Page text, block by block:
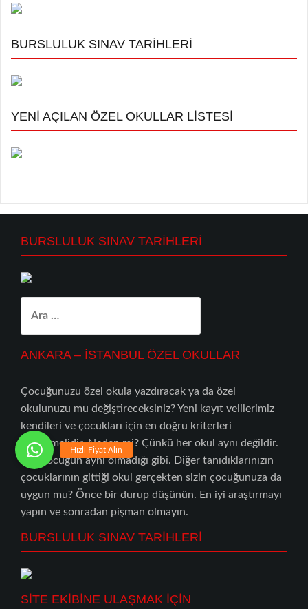
BURSLULUK SINAV TARİHLERİ
YENİ AÇILAN ÖZEL OKULLAR LİSTESİ
BURSLULUK SINAV TARİHLERİ
ANKARA – İSTANBUL ÖZEL OKULLAR
Çocuğunuzu özel okula yazdıracak ya da özel
okulunuzu mu değiştireceksiniz? Yeni kayıt velilerimiz
kendileri ve çocukları için en doğru kriterleri
belirlemelidir. Neden mi? Çünkü her okul aynı değildir.
Her çocuğun aynı olmadığı gibi. Diğer tanıdıklarınızın
çocuklarının gittiği okul gerçekten sizin çocuğunuza da
uygun mu? Önce bir durup düşünün. En iyi araştırmayı
yapın ve sonradan pişman olmayın.
BURSLULUK SINAV TARİHLERİ
SİTE EKİBİNE ULAŞMAK İÇİN